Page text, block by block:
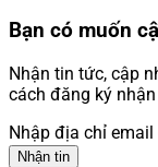
Bạn có muốn
Nhận tin tức, cập
cách đăng ký
Nhập địa chỉ email
Nhận tin